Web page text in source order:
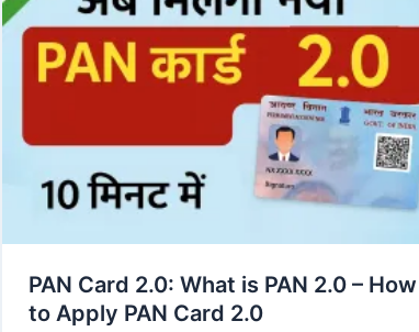
PAN Card 2.0: What is PAN 2.0 – How
to Apply PAN Card 2.0